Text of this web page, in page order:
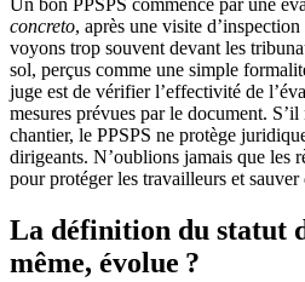
Un bon PPSPS commence par une
concreto, après une visite
voyons trop souvent devant les
sol, perçus comme une simple
juge est de vérifier l’effectivité de
mesures prévues par le document.
chantier, le PPSPS ne protège
dirigeants. N’oublions jamais que les
pour protéger les travailleurs et sauver
La définition du statut
même, évolue ?